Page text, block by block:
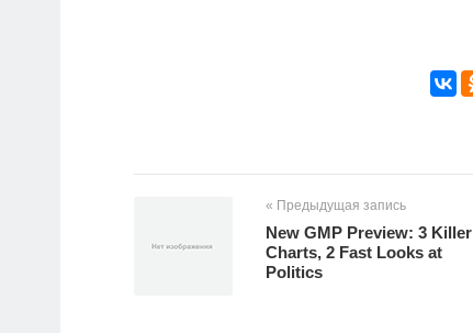
« Предыдущая запись
New GMP Preview: 3 Killer
Charts, 2 Fast Looks at
Politics